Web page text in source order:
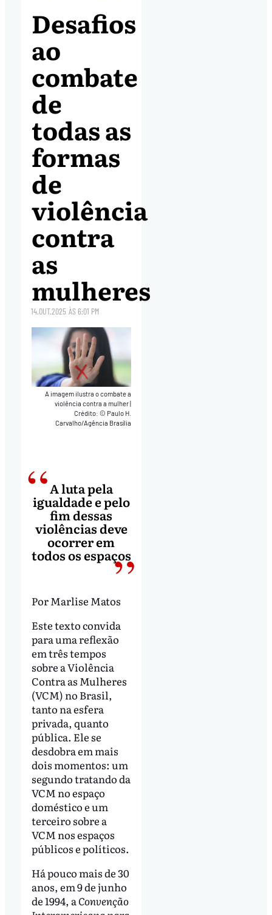
Desafios
ao
combate
de
todas as
formas
de
violência
contra
as
mulheres
14.OUT.2025 ÀS6:01 PM
A imagem ilustra o combate a
violência contra a mulher
Crédito: © Paulo H.
Carvalho/Agência Brasília
A luta pela
igualdade e pelo
fim dessas
violências deve
ocorrer em
todos os espaços
Por Marlise Matos
Este texto convida
para uma reflexão
em três tempos
sobre a Violência
Contra as Mulheres
(VCM) no Brasil,
tanto na esfera
privada, quanto
pública. Ele se
desdobra em mais
dois momentos: um
segundo tratando da
VCM no espaço
doméstico e um
terceiro sobre a
VCM nos espaços
públicos e políticos.
Há pouco mais de 30
anos, em 9 de junho
de 1994, aConvenção